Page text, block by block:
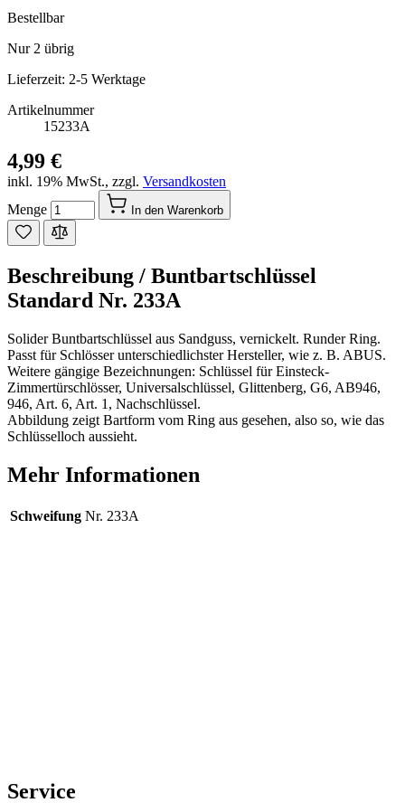
Bestellbar
Nur 2 übrig
Lieferzeit: 2-5 Werktage
Artikelnummer
15233A
4,99 €
inkl. 19% MwSt., zzgl. Versandkosten
Menge
In den Warenkorb
Beschreibung / Buntbartschlüssel
Standard Nr. 233A
Solider Buntbartschlüssel aus Sandguss, vernickelt. Runder Ring.
Passt für Schlösser unterschiedlichster Hersteller, wie z. B. ABUS.
Weitere gängige Bezeichnungen: Schlüssel für Einsteck-
Zimmertürschlösser, Universalschlüssel, Glittenberg, G6, AB946,
946, Art. 6, Art. 1, Nachschlüssel.
Abbildung zeigt Bartform vom Ring aus gesehen, also so, wie das
Schlüsselloch aussieht.
Mehr Informationen
Schweifung Nr. 233A
Service